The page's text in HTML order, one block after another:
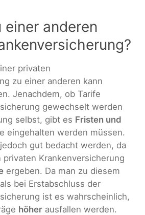
einer anderen
privaten
zu einer anderen kann
Jenachdem, ob Tarife
gewechselt werden
selbst, gibt es Fristen und
eingehalten werden müssen.
gut bedacht werden, da
Krankenversicherung
ergeben. Da man zu diesem
bei Erstabschluss der
ist es wahrscheinlich,
höher ausfallen werden.